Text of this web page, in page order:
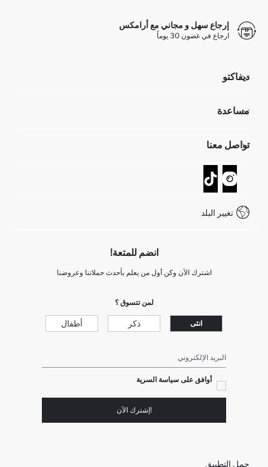
إرجاع سهل و مجاني مع أرامكس
ارجاع في غضون 30 يوماً
ديفاكتو
تعرف علينا
GIFT CLUB
مساعدة
عمليات الارجاع و الاستبدال السهلة
تتبع الشحنة
كيف يمكنك التسوق في ديفاكتو ؟
كيف تدفع في ديفاكتو؟
شروط المنافسة
تواصل معنا
نموذج الاتصال
خدمة العملاء
Call Center 19782
تغيير البلد
انضم للمتعة!
اشترك الآن وكن أول من يعلم بأحدث حملاتنا وعروضنا
لمن تتسوق ؟
انثى ذكر أطفال
البريد الإلكتروني
أوافق على سياسة السرية
!إشترك الآن
حمل التطبيق